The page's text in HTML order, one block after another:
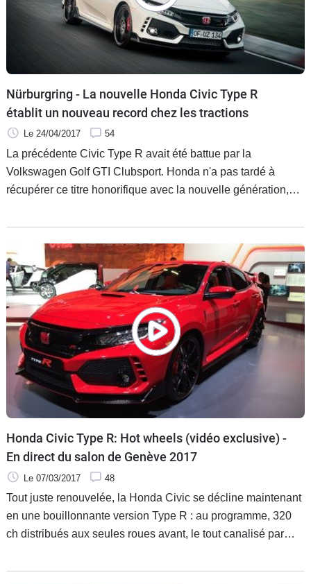
Nürburgring - La nouvelle Honda Civic Type R
établit un nouveau record chez les tractions
Le 24/04/2017 54
La précédente Civic Type R avait été battue par la
Volkswagen Golf GTI Clubsport. Honda n'a pas tardé à
récupérer ce titre honorifique avec la nouvelle génération,
Honda Civic Type R: Hot wheels (vidéo exclusive) -
En direct du salon de Genève 2017
Le 07/03/2017 48
Tout juste renouvelée, la Honda Civic se décline maintenant
en une bouillonnante version Type R : au programme, 320
ch distribués aux seules roues avant, le tout canalisé par